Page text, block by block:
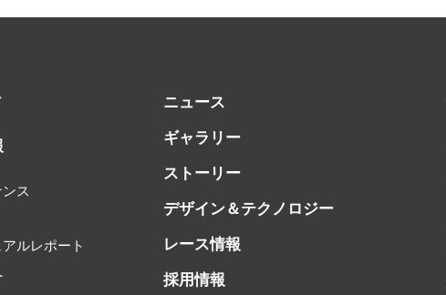
ス
ルレポート
ニュース
ギャラリー
ストーリー
デザイン＆テクノロジー
レース情報
採用情報